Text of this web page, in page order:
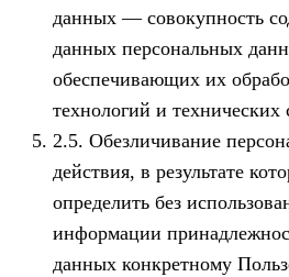
данных — совокупность
данных персональных
обеспечивающих их
технологий и технических
2.5. Обезличивание
действия, в результате
определить без
информации
данных конкретному